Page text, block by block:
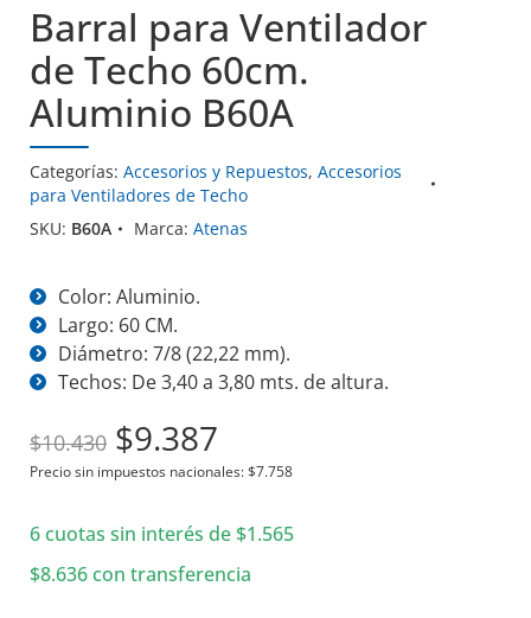
Barral para Ventilador
de Techo 60cm.
Aluminio B60A
Categorías: Accesorios y Repuestos, Accesorios
para Ventiladores de Techo
SKU: B60A Marca: Atenas
Color: Aluminio.
Largo: 60 CM.
Diámetro: 7/8 (22,22 mm).
Techos: De 3,40 a 3,80 mts. de altura.
$10.430 El
precio
era:
$10.430.
$9.387
precio
es:
$9.387.
Precio sin impuestos nacionales:$7.758
6 cuotas sin interés de $1.565
$8.636con transferencia